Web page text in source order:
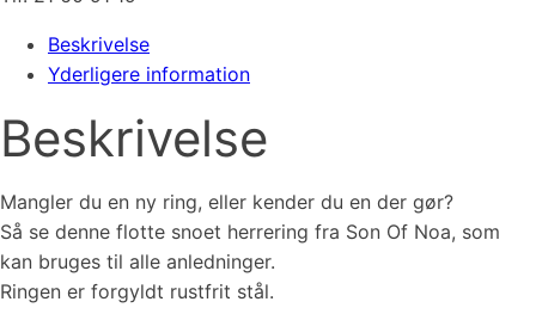
Beskrivelse
Yderligere information
Beskrivelse
Mangler du en ny ring, eller kender du en der gør?
Så se denne flotte snoet herrering fra Son Of Noa, som
kan bruges til alle anledninger.
Ringen er forgyldt rustfrit stål.